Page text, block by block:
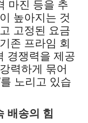
마진 등을 추
높아지는 것
고정된 요금
존 프라임 회
경쟁력을 제공
력하게 묶어
노리고 있습
배송의 힘